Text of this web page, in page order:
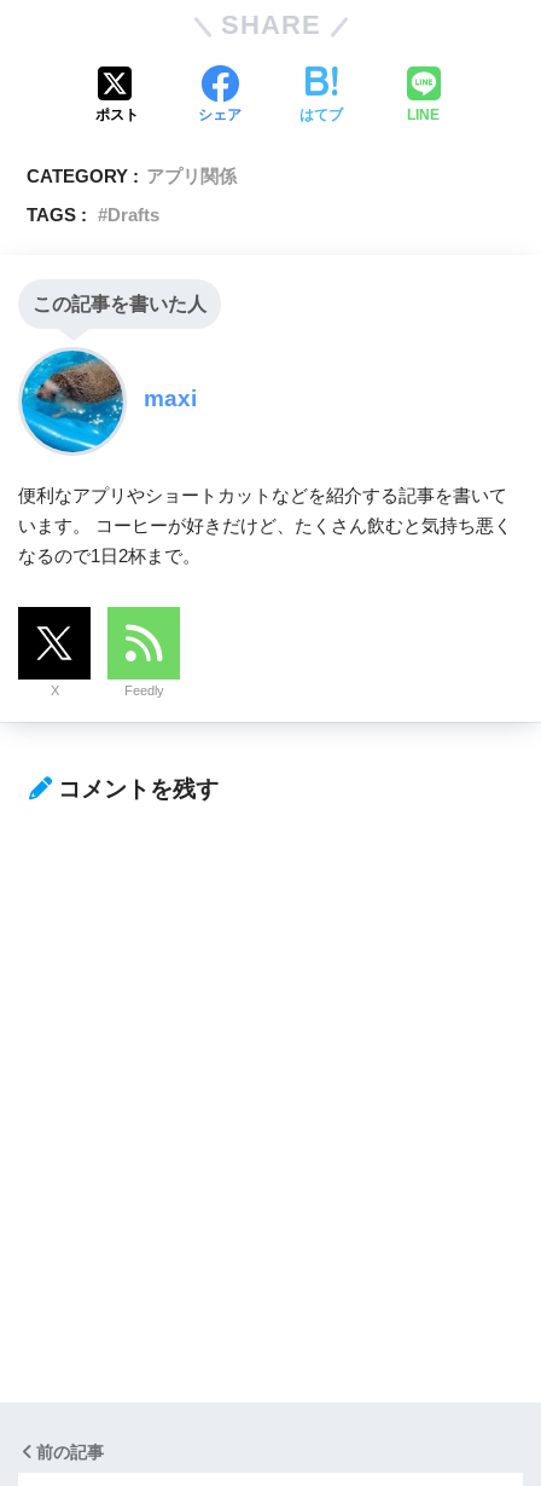
SHARE
ポスト シェア はてブ LINE
CATEGORY : アプリ関係
TAGS :
Drafts
この記事を書いた人
maxi
便利なアプリやショートカットなどを紹介する記事を書いて
います。 コーヒーが好きだけど、たくさん飲むと気持ち悪く
なるので1日2杯まで。
X Feedly
コメントを残す
前の記事